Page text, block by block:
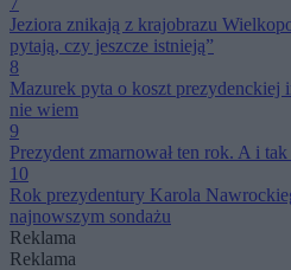
Jeziora znikają z krajobrazu
pytają, czy jeszcze istnieją”
8
Mazurek pyta o koszt prezydenckiej
nie wiem
9
Prezydent zmarnował ten rok. A i
10
Rok prezydentury Karola
najnowszym sondażu
Reklama
Reklama